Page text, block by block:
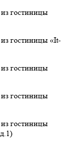
гостиницы
гостиницы «It-
гостиницы
гостиницы
гостиницы